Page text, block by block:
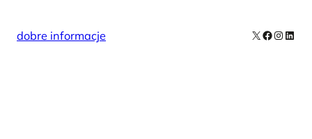
dobre informacje X Facebook